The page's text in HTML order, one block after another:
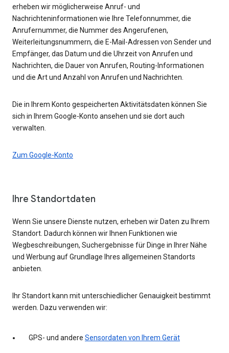
erheben wir möglicherweise Anruf- und
Nachrichteninformationen wie Ihre Telefonnummer, die
Anrufernummer, die Nummer des Angerufenen,
Weiterleitungsnummern, die E-Mail-Adressen von Sender und
Empfänger, das Datum und die Uhrzeit von Anrufen und
Nachrichten, die Dauer von Anrufen, Routing-Informationen
und die Art und Anzahl von Anrufen und Nachrichten.
Die in Ihrem Konto gespeicherten Aktivitätsdaten können Sie
sich in Ihrem Google-Konto ansehen und sie dort auch
verwalten.
Zum Google-Konto
Ihre Standortdaten
Wenn Sie unsere Dienste nutzen, erheben wir Daten zu Ihrem
Standort. Dadurch können wir Ihnen Funktionen wie
Wegbeschreibungen, Suchergebnisse für Dinge in Ihrer Nähe
und Werbung auf Grundlage Ihres allgemeinen Standorts
anbieten.
Ihr Standort kann mit unterschiedlicher Genauigkeit bestimmt
werden. Dazu verwenden wir:
GPS- und andere Sensordaten von Ihrem Gerät